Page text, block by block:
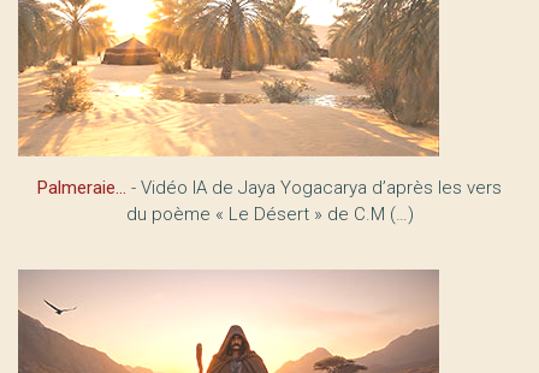
Palmeraie… - Vidéo IA de Jaya Yogacarya d’après les vers
du poème « Le Désert » de C.M (…)